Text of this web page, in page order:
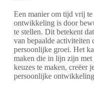
Een manier om tijd vrij
ontwikkeling is door
te stellen. Dit betekent
van bepaalde activiteiten
persoonlijke groei. Het
maken die in lijn zijn met
keuzes te maken, creëer
persoonlijke